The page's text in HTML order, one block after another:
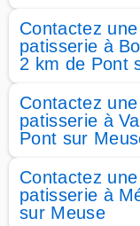
Contactez
patisserie à
2 km de Pont
Contactez
patisserie à
Pont sur
Contactez
patisserie à
sur Meuse